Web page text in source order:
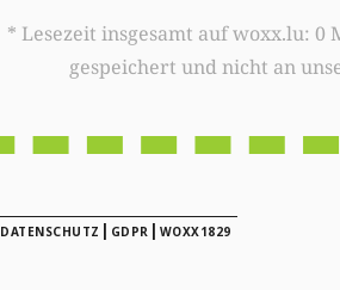
* Lesezeit insgesamt auf woxx.lu: 0 Minute. Diese Daten werden nur in Ihrem Browser
gespeichert und nicht an
DATENSCHUTZ | GDPR | WOXX1829